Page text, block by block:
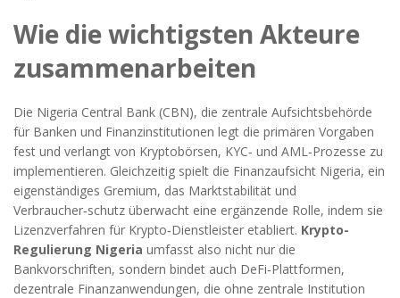
Wie die wichtigsten Akteure
zusammenarbeiten
Die Nigeria Central Bank (CBN), die zentrale Aufsichtsbehörde
für Banken und Finanzinstitutionen legt die primären Vorgaben
fest und verlangt von Kryptobörsen, KYC‑ und AML‑Prozesse zu
implementieren. Gleichzeitig spielt die Finanzaufsicht Nigeria, ein
eigenständiges Gremium, das Marktstabilität und
Verbraucher‑schutz überwacht eine ergänzende Rolle, indem sie
Lizenzverfahren für Krypto‑Dienstleister etabliert. Krypto-
Regulierung Nigeria umfasst also nicht nur die
Bankvorschriften, sondern bindet auch DeFi‑Plattformen,
dezentrale Finanzanwendungen, die ohne zentrale Institution